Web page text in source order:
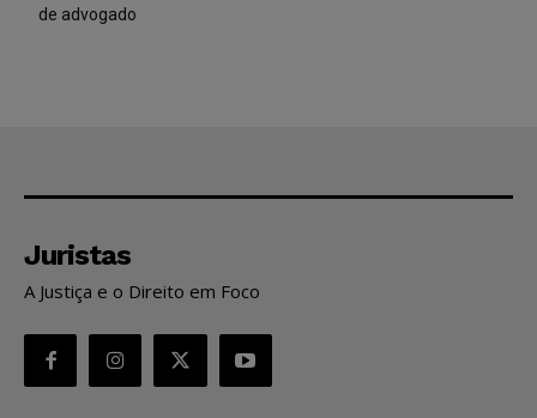
de advogado
Juristas
A Justiça e o Direito em Foco